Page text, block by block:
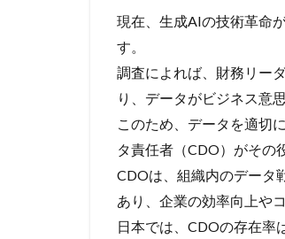
現在、生成AIの技術革命
す。
調査によれば、財務リー
り、データがビジネス意
このため、データを適切
タ責任者（CDO）がその
CDOは、組織内のデータ
あり、企業の効率向上や
日本では、CDOの存在率